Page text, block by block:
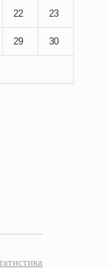
22 23
29 30